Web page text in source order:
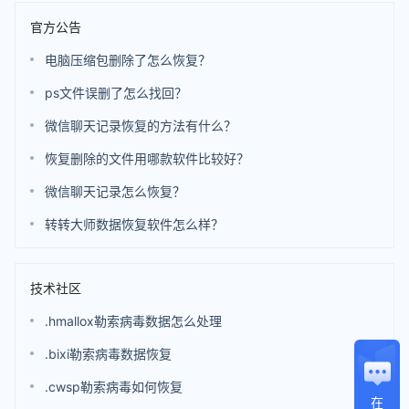
官方公告
电脑压缩包删除了怎么恢复？
ps文件误删了怎么找回？
微信聊天记录恢复的方法有什么？
恢复删除的文件用哪款软件比较好？
微信聊天记录怎么恢复？
转转大师数据恢复软件怎么样？
技术社区
.hmallox勒索病毒数据怎么处理
.bixi勒索病毒数据恢复
.cwsp勒索病毒如何恢复
在